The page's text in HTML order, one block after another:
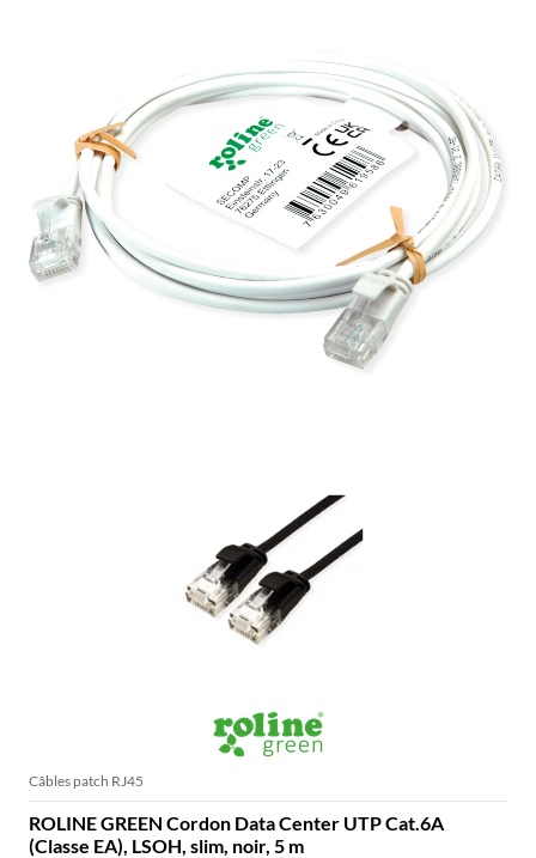
Câbles patch RJ45
ROLINE GREEN Cordon Data Center UTP Cat.6A
(Classe EA), LSOH, slim, noir, 5 m